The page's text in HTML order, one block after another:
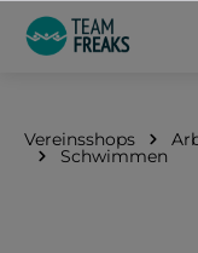
springen
Vereinsshops
Schwimmen